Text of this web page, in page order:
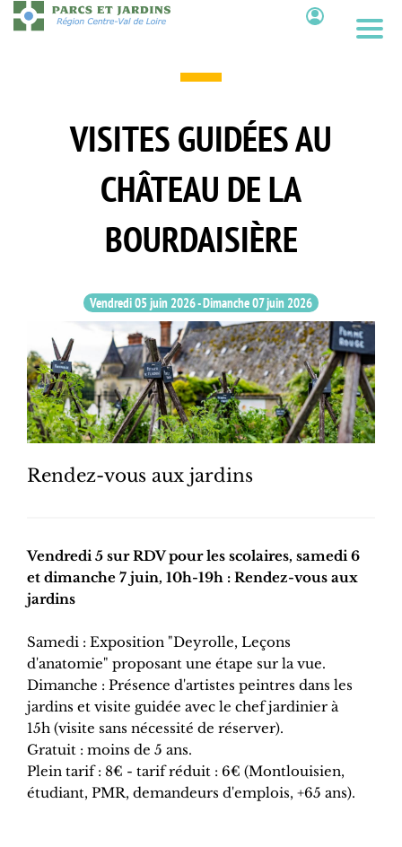
Aller
au
VISITES GUIDÉES AU
CHÂTEAU DE LA
BOURDAISIÈRE
Vendredi 05 juin 2026-Dimanche 07 juin 2026
Rendez-vous aux jardins
Vendredi 5 sur RDV pour les scolaires, samedi 6
et dimanche 7 juin, 10h-19h : Rendez-vous aux
jardins
Samedi : Exposition "Deyrolle, Leçons
d'anatomie" proposant une étape sur la vue.
Dimanche : Présence d'artistes peintres dans les
jardins et visite guidée avec le chef jardinier à
15h (visite sans nécessité de réserver).
Gratuit : moins de 5 ans.
Plein tarif : 8€ - tarif réduit : 6€ (Montlouisien,
étudiant, PMR, demandeurs d'emplois, +65 ans).